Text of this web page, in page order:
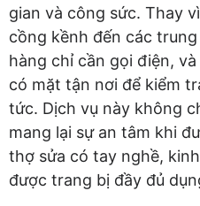
gian và công sức. Thay
cồng kềnh đến các
hàng chỉ cần gọi điện,
có mặt tận nơi để kiểm
tức. Dịch vụ này không
mang lại sự an tâm khi
thợ sửa có tay nghề,
được trang bị đầy đủ